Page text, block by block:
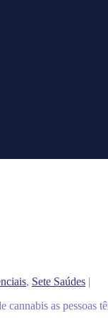
, Sete Saúdes |
as pessoas